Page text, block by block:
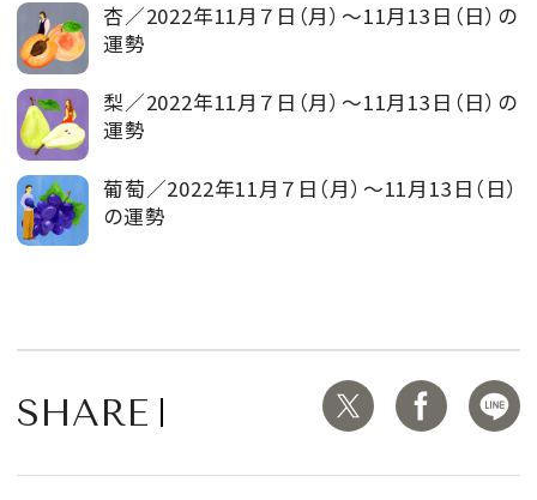
杏／2022年11月７日（月）～11月13日（日）の
運勢
梨／2022年11月７日（月）～11月13日（日）の
運勢
葡萄／2022年11月７日（月）～11月13日（日）
の運勢
SHARE